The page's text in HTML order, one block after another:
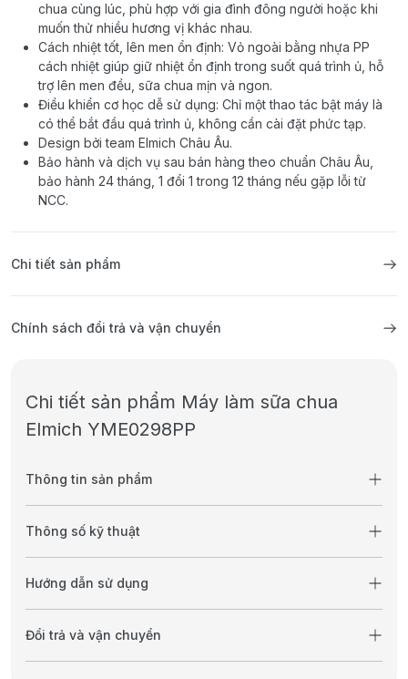
chua cùng lúc, phù hợp với gia đình đông người hoặc khi
muốn thử nhiều hương vị khác nhau.
Cách nhiệt tốt, lên men ổn định: Vỏ ngoài bằng nhựa PP
cách nhiệt giúp giữ nhiệt ổn định trong suốt quá trình ủ, hỗ
trợ lên men đều, sữa chua mịn và ngon.
Điều khiển cơ học dễ sử dụng: Chỉ một thao tác bật máy là
có thể bắt đầu quá trình ủ, không cần cài đặt phức tạp.
Design bởi team Elmich Châu Âu.
Bảo hành và dịch vụ sau bán hàng theo chuẩn Châu Âu,
bảo hành 24 tháng, 1 đổi 1 trong 12 tháng nếu gặp lỗi từ
NCC.
Chi tiết sản phẩm
Chính sách đổi trả và vận chuyển
Chi tiết sản phẩm Máy làm sữa chua
Elmich YME0298PP
Thông tin sản phẩm
Thông số kỹ thuật
Hướng dẫn sử dụng
Đổi trả và vận chuyển